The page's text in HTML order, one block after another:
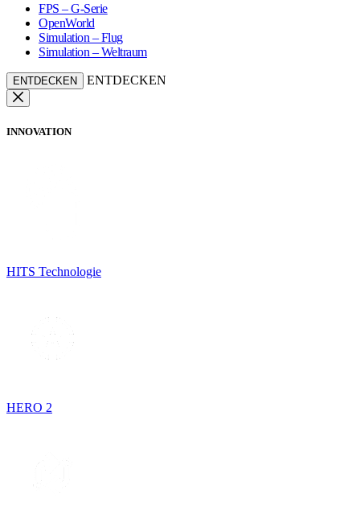
FPS – G-Serie
OpenWorld
Simulation – Flug
Simulation – Weltraum
ENTDECKEN ENTDECKEN
INNOVATION
HITS Technologie
HERO 2